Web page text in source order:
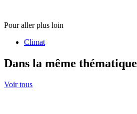
Pour aller plus loin
Climat
Dans la même thématique
Voir tous